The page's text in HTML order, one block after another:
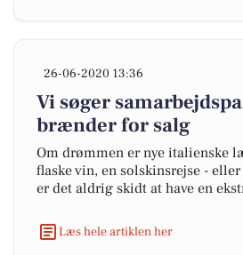
26-06-2020 13:36
Vi søger
brænder for salg
Om drømmen er nye italienske
flaske vin, en solskinsrejse -
er det aldrig skidt at have en
Læs hele artiklen her